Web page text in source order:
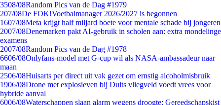
3508/08Random Pics van de Dag #1979
207/08De FOK!Voetbalmanager 2026/2027 is begonnen
1607/08Meta krijgt half miljard boete voor mentale schade bij jongeren
2007/08Denemarken pakt AI-gebruik in scholen aan: extra mondelinge
examens
2007/08Random Pics van de Dag #1978
6606/08Onlyfans-model met G-cup wil als NASA-ambassadeur naar
maan
2506/08Huisarts per direct uit vak gezet om ernstig alcoholmisbruik
1906/08Drone met explosieven bij Duits vliegveld voedt vrees voor
hybride aanval
6006/08Waterschappen slaan alarm wegens droogte: Gereedschapskist